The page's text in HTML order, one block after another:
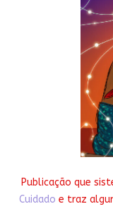
Publicação que
Cuidado e traz